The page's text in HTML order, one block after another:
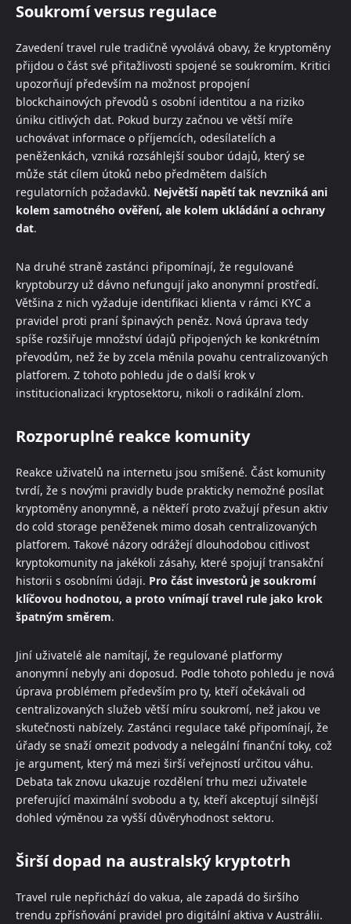
Soukromí versus regulace
Zavedení travel rule tradičně vyvolává obavy, že kryptoměny
přijdou o část své přitažlivosti spojené se soukromím. Kritici
upozorňují především na možnost propojení
blockchainových převodů s osobní identitou a na riziko
úniku citlivých dat. Pokud burzy začnou ve větší míře
uchovávat informace o příjemcích, odesílatelích a
peněženkách, vzniká rozsáhlejší soubor údajů, který se
může stát cílem útoků nebo předmětem dalších
regulatorních požadavků. Největší napětí tak nevzniká ani
kolem samotného ověření, ale kolem ukládání a ochrany
dat.
Na druhé straně zastánci připomínají, že regulované
kryptoburzy už dávno nefungují jako anonymní prostředí.
Většina z nich vyžaduje identifikaci klienta v rámci KYC a
pravidel proti praní špinavých peněz. Nová úprava tedy
spíše rozšiřuje množství údajů připojených ke konkrétním
převodům, než že by zcela měnila povahu centralizovaných
platforem. Z tohoto pohledu jde o další krok v
institucionalizaci kryptosektoru, nikoli o radikální zlom.
Rozporuplné reakce komunity
Reakce uživatelů na internetu jsou smíšené. Část komunity
tvrdí, že s novými pravidly bude prakticky nemožné posílat
kryptoměny anonymně, a někteří proto zvažují přesun aktiv
do cold storage peněženek mimo dosah centralizovaných
platforem. Takové názory odrážejí dlouhodobou citlivost
kryptokomunity na jakékoli zásahy, které spojují transakční
historii s osobními údaji. Pro část investorů je soukromí
klíčovou hodnotou, a proto vnímají travel rule jako krok
špatným směrem.
Jiní uživatelé ale namítají, že regulované platformy
anonymní nebyly ani doposud. Podle tohoto pohledu je nová
úprava problémem především pro ty, kteří očekávali od
centralizovaných služeb větší míru soukromí, než jakou ve
skutečnosti nabízely. Zastánci regulace také připomínají, že
úřady se snaží omezit podvody a nelegální finanční toky, což
je argument, který má mezi širší veřejností určitou váhu.
Debata tak znovu ukazuje rozdělení trhu mezi uživatele
preferující maximální svobodu a ty, kteří akceptují silnější
dohled výměnou za vyšší důvěryhodnost sektoru.
Širší dopad na australský kryptotrh
Travel rule nepřichází do vakua, ale zapadá do širšího
trendu zpřísňování pravidel pro digitální aktiva v Austrálii.